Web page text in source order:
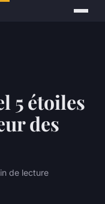
5 étoiles
des
de lecture